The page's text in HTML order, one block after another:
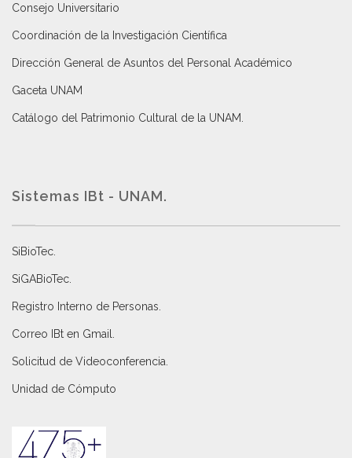
Consejo Universitario
Coordinación de la Investigación Científica
Dirección General de Asuntos del Personal Académico
Gaceta UNAM
Catálogo del Patrimonio Cultural de la UNAM.
Sistemas IBt - UNAM.
SiBioTec
SiGABioTec.
Registro Interno de Personas
Correo IBt en Gmail
Solicitud de Videoconferencia.
Unidad de Cómputo